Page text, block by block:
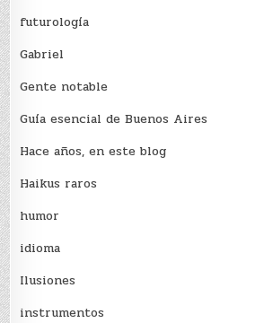
futurología
Gabriel
Gente notable
Guía esencial de Buenos Aires
Hace años, en este blog
Haikus raros
humor
idioma
Ilusiones
instrumentos